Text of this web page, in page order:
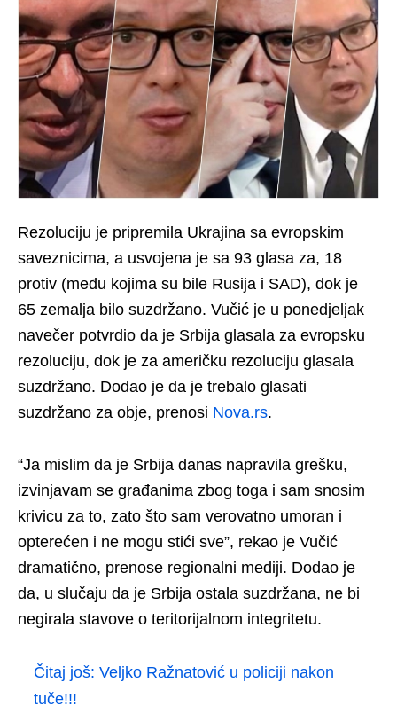
Rezoluciju je pripremila Ukrajina sa evropskim
saveznicima, a usvojena je sa 93 glasa za, 18
protiv (među kojima su bile Rusija i SAD), dok je
65 zemalja bilo suzdržano. Vučić je u ponedjeljak
navečer potvrdio da je Srbija glasala za evropsku
rezoluciju, dok je za američku rezoluciju glasala
suzdržano. Dodao je da je trebalo glasati
suzdržano za obje, prenosi Nova.rs.
“Ja mislim da je Srbija danas napravila grešku,
izvinjavam se građanima zbog toga i sam snosim
krivicu za to, zato što sam verovatno umoran i
opterećen i ne mogu stići sve”, rekao je Vučić
dramatično, prenose regionalni mediji. Dodao je
da, u slučaju da je Srbija ostala suzdržana, ne bi
negirala stavove o teritorijalnom integritetu.
Čitaj još: Veljko Ražnatović u policiji nakon
tuče!!!